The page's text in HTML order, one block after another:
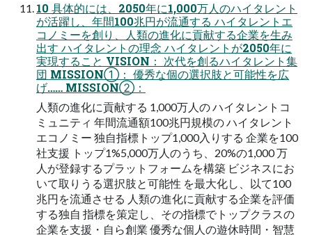
10 具体的には、2050年に1,000万人のハイタレント
が活躍し、年間100兆円が流通する ハイタレントエ
コノミーを創り、人類の進化に貢献する企業を生み
出す ハイタレントの理念 ハイタレントが2050年に
実現すること VISION： 次代を創るハイタレント集
団 MISSION①： 優秀な個の選択肢と可能性を広
げ…… MISSION②：
人類の進化に貢献する 1,000万人の ハイタレントコ
ミュニティ 年間流通額100兆円規模の ハイタレント
エコノミー 独自指標トップ1,000入りする 企業を100
社支援 トップ1%5,000万人のうち、20%の1,000 万
人が登録するプラットフォームを構築 ビジネスにお
いて取りうる選択肢と可能性 を最大化し、以て100
兆円を流通させる 人類の進化に貢献する企業を評価
する独自 指標を策定し、その指標でトップクラスの
企業を支援・自ら創業 優秀な個人の遊休時間・智慧